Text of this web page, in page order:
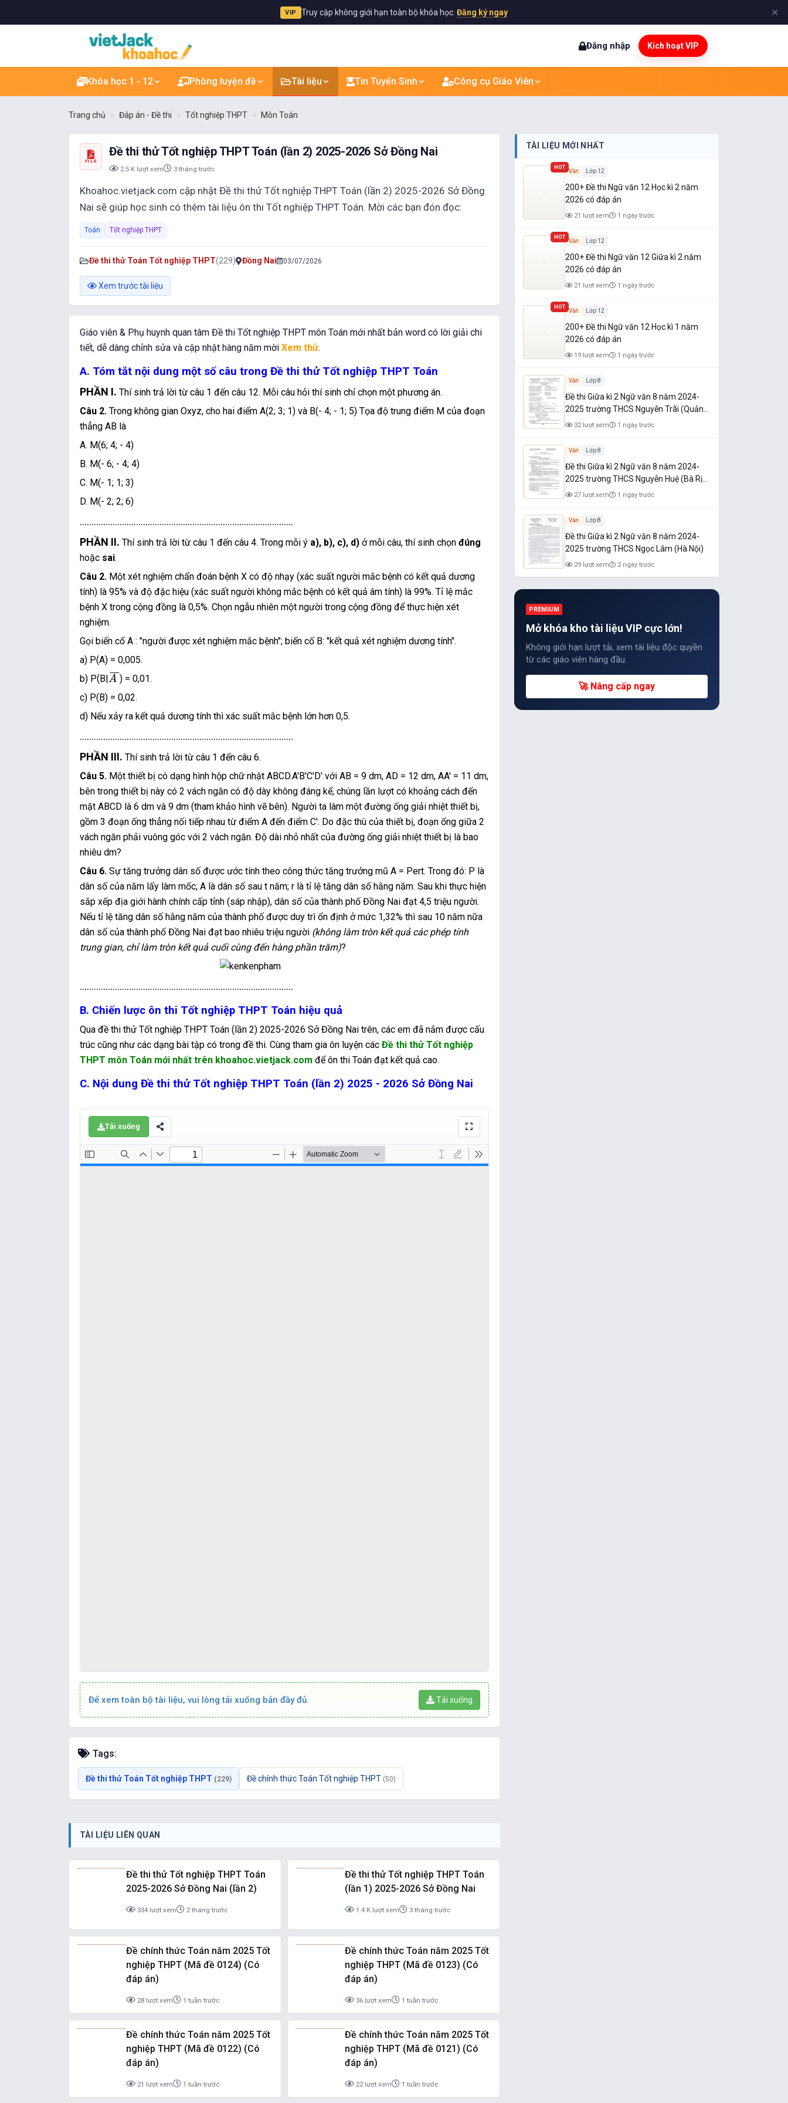
VIP Truy cập không giới hạn toàn bộ khóa học. Đăng ký ngay ✕
Đăng nhập Kích hoạt VIP
Khóa học 1 - 12 Phòng luyện đề Tài liệu Tin Tuyển Sinh Công cụ Giáo Viên
Trang chủ Đáp án - Đề thi Tốt nghiệp THPT Môn Toán
FILE
Đề thi thử Tốt nghiệp THPT Toán (lần 2) 2025-2026 Sở Đồng Nai
2.5 K lượt xem 3 tháng trước
Khoahoc.vietjack.com cập nhật Đề thi thử Tốt nghiệp THPT Toán (lần 2) 2025-2026 Sở Đồng
Nai sẽ giúp học sinh có thêm tài liệu ôn thi Tốt nghiệp THPT Toán. Mời các bạn đón đọc:
Toán Tốt nghiệp THPT
Đề thi thử Toán Tốt nghiệp THPT(229) Đồng Nai 03/07/2026
Xem trước tài liệu
Giáo viên & Phụ huynh quan tâm Đề thi Tốt nghiệp THPT môn Toán mới nhất bản word có lời giải chi
tiết, dễ dàng chỉnh sửa và cập nhật hàng năm mời Xem thử.
A. Tóm tắt nội dung một số câu trong Đề thi thử Tốt nghiệp THPT Toán
PHẦN I. Thí sinh trả lời từ câu 1 đến câu 12. Mỗi câu hỏi thí sinh chỉ chọn một phương án.
Câu 2. Trong không gian Oxyz, cho hai điểm A(2; 3; 1) và B(- 4; - 1; 5) Tọa độ trung điểm M của đoạn
thẳng AB là
A. M(6; 4; - 4)
B. M(- 6; - 4; 4)
C. M(- 1; 1; 3)
D. M(- 2; 2; 6)
...........................................................................................
PHẦN II. Thí sinh trả lời từ câu 1 đến câu 4. Trong mỗi ý a), b), c), d) ở mỗi câu, thí sinh chọn đúng
hoặc sai.
Câu 2. Một xét nghiệm chẩn đoán bệnh X có độ nhạy (xác suất người mắc bệnh có kết quả dương
tính) là 95% và độ đặc hiệu (xác suất người không mắc bệnh có kết quả âm tính) là 99%. Tỉ lệ mắc
bệnh X trong cộng đồng là 0,5%. Chọn ngẫu nhiên một người trong cộng đồng để thực hiện xét
nghiệm.
Gọi biến cố A : "người được xét nghiệm mắc bệnh"; biến cố B: "kết quả xét nghiệm dương tính".
a) P(A) = 0,005.
b) P(B|¯
¯¯
A
A¯
) = 0,01.
c) P(B) = 0,02.
d) Nếu xảy ra kết quả dương tính thì xác suất mắc bệnh lớn hơn 0,5.
...........................................................................................
PHẦN III. Thí sinh trả lời từ câu 1 đến câu 6.
Câu 5. Một thiết bị có dạng hình hộp chữ nhật ABCD.A'B'C'D' với AB = 9 dm, AD = 12 dm, AA' = 11 dm,
bên trong thiết bị này có 2 vách ngăn có độ dày không đáng kể, chúng lần lượt có khoảng cách đến
mặt ABCD là 6 dm và 9 dm (tham khảo hình vẽ bên). Người ta làm một đường ống giải nhiệt thiết bị,
gồm 3 đoạn ống thẳng nối tiếp nhau từ điểm A đến điểm C'. Do đặc thù của thiết bị, đoạn ống giữa 2
vách ngăn phải vuông góc với 2 vách ngăn. Độ dài nhỏ nhất của đường ống giải nhiệt thiết bị là bao
nhiêu dm?
Câu 6. Sự tăng trưởng dân số được ước tính theo công thức tăng trưởng mũ A = Pert. Trong đó: P là
dân số của năm lấy làm mốc; A là dân số sau t năm; r là tỉ lệ tăng dân số hằng năm. Sau khi thực hiện
sắp xếp địa giới hành chính cấp tỉnh (sáp nhập), dân số của thành phố Đồng Nai đạt 4,5 triệu người.
Nếu tỉ lệ tăng dân số hằng năm của thành phố được duy trì ổn định ở mức 1,32% thì sau 10 năm nữa
dân số của thành phố Đồng Nai đạt bao nhiêu triệu người (không làm tròn kết quả các phép tính
trung gian, chỉ làm tròn kết quả cuối cùng đến hàng phần trăm)?
...........................................................................................
B. Chiến lược ôn thi Tốt nghiệp THPT Toán hiệu quả
Qua đề thi thử Tốt nghiệp THPT Toán (lần 2) 2025-2026 Sở Đồng Nai trên, các em đã nắm được cấu
trúc cũng như các dạng bài tập có trong đề thi. Cùng tham gia ôn luyện các Đề thi thử Tốt nghiệp
THPT môn Toán mới nhất trên khoahoc.vietjack.com để ôn thi Toán đạt kết quả cao.
C. Nội dung Đề thi thử Tốt nghiệp THPT Toán (lần 2) 2025 - 2026 Sở Đồng Nai
Tải xuống
Để xem toàn bộ tài liệu, vui lòng tải xuống bản đầy đủ. Tải xuống
Tags:
Đề thi thử Toán Tốt nghiệp THPT (229) Đề chính thức Toán Tốt nghiệp THPT (50)
TÀI LIỆU LIÊN QUAN
Đề thi thử Tốt nghiệp THPT Toán
2025-2026 Sở Đồng Nai (lần 2)
334 lượt xem 2 tháng trước
Đề thi thử Tốt nghiệp THPT Toán
(lần 1) 2025-2026 Sở Đồng Nai
1.4 K lượt xem 3 tháng trước
Đề chính thức Toán năm 2025 Tốt
nghiệp THPT (Mã đề 0124) (Có
đáp án)
28 lượt xem 1 tuần trước
Đề chính thức Toán năm 2025 Tốt
nghiệp THPT (Mã đề 0123) (Có
đáp án)
36 lượt xem 1 tuần trước
Đề chính thức Toán năm 2025 Tốt
nghiệp THPT (Mã đề 0122) (Có
đáp án)
21 lượt xem 1 tuần trước
Đề chính thức Toán năm 2025 Tốt
nghiệp THPT (Mã đề 0121) (Có
đáp án)
22 lượt xem 1 tuần trước
TÀI LIỆU MỚI NHẤT
HOT
Văn Lớp 12
200+ Đề thi Ngữ văn 12 Học kì 2 năm
2026 có đáp án
21 lượt xem 1 ngày trước
HOT
Văn Lớp 12
200+ Đề thi Ngữ văn 12 Giữa kì 2 năm
2026 có đáp án
21 lượt xem 1 ngày trước
HOT
Văn Lớp 12
200+ Đề thi Ngữ văn 12 Học kì 1 năm
2026 có đáp án
19 lượt xem 1 ngày trước
Văn Lớp 8
Đề thi Giữa kì 2 Ngữ văn 8 năm 2024-
2025 trường THCS Nguyễn Trãi (Quảng
Nam)
32 lượt xem 1 ngày trước
Văn Lớp 8
Đề thi Giữa kì 2 Ngữ văn 8 năm 2024-
2025 trường THCS Nguyễn Huệ (Bà Rịa
- Vũng Tàu)
27 lượt xem 1 ngày trước
Văn Lớp 8
Đề thi Giữa kì 2 Ngữ văn 8 năm 2024-
2025 trường THCS Ngọc Lâm (Hà Nội)
29 lượt xem 2 ngày trước
PREMIUM
Mở khóa kho tài liệu VIP cực lớn!
Không giới hạn lượt tải, xem tài liệu độc quyền
từ các giáo viên hàng đầu.
🚀 Nâng cấp ngay